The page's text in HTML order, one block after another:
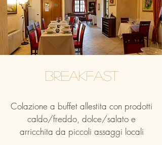
Breakfast
Colazione a buffet allestita con prodotti
caldo/freddo, dolce/salato e
arricchita da piccoli assaggi locali